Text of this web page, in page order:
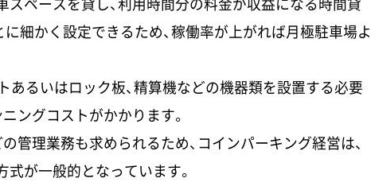
細かく設定できるため、稼働率が上がれば月極駐車場よ
あるいはロック板、精算機などの機器類を設置する必要
ングコストがかかります。
管理業務も求められるため、コインパーキング経営は、
が一般的となっています。